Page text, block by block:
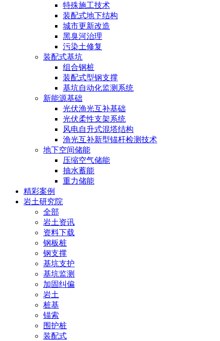
特殊施工技术
装配式地下结构
城市更新改造
黑臭河治理
污染土修复
装配式基坑
组合钢桩
装配式型钢支撑
基坑自动化监测系统
新能源基础
光伏渔光互补基础
光伏柔性支架系统
风电自升式混塔结构
渔光互补新型锚杆检测技术
地下空间储能
压缩空气储能
抽水蓄能
重力储能
精彩案例
岩土研究院
全部
岩土资讯
资料下载
钢板桩
钢支撑
基坑支护
基坑监测
加固纠偏
岩土
桩基
锚索
围护桩
装配式